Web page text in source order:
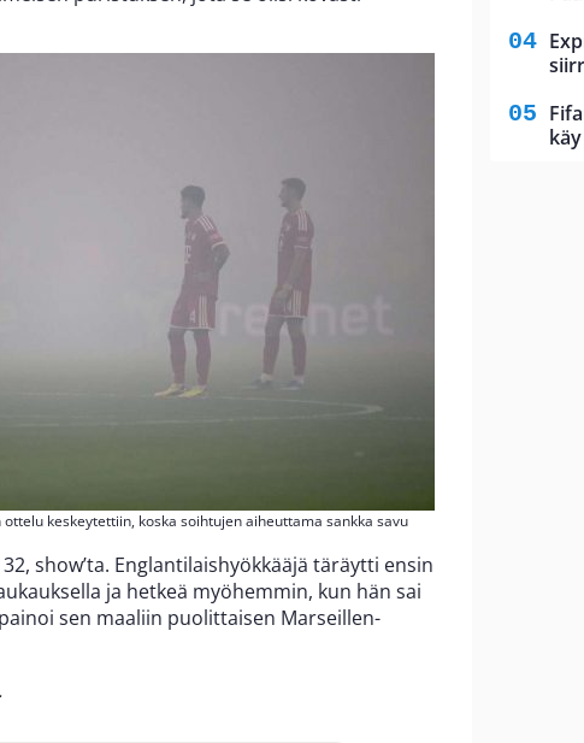
keskeytettiin, koska soihtujen aiheuttama sankka savu
show’ta. Englantilaishyökkääjä täräytti ensin
ja hetkeä myöhemmin, kun hän sai
sen maaliin puolittaisen Marseillen-